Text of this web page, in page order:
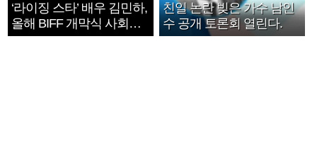
‘라이징 스타’ 배우 김민하,
올해 BIFF 개막식 사회자
확정
친일 논란 빚은 가수 남인
수 공개 토론회 열린다.